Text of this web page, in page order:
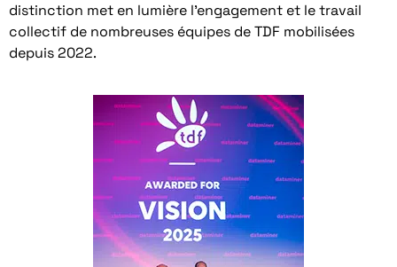
distinction met en lumière l’engagement et le travail
collectif de nombreuses équipes de TDF mobilisées
depuis 2022.